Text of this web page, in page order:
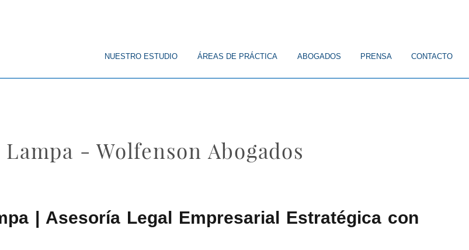
NUESTRO ESTUDIO ÁREAS DE PRÁCTICA ABOGADOS PRENSA CONTACTO
- Wolfenson Abogados
| Asesoría Legal Empresarial Estratégica con